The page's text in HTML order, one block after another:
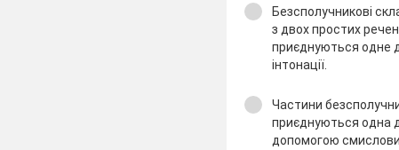
Безсполучникові
з двох простих
приєднуються одне
інтонації.
Частини
приєднуються одна
допомогою